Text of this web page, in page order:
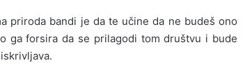
priroda bandi je da te učine da ne budeš ono
ga forsira da se prilagodi tom društvu i bude